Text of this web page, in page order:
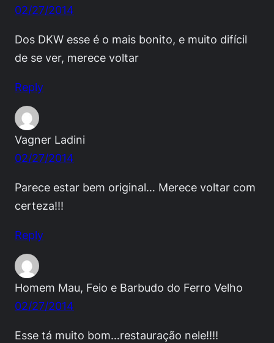
02/27/2014
Dos DKW esse é o mais bonito, e muito difícil
de se ver, merece voltar
Reply
Vagner Ladini
02/27/2014
Parece estar bem original… Merece voltar com
certeza!!!
Reply
Homem Mau, Feio e Barbudo do Ferro Velho
02/27/2014
Esse tá muito bom…restauração nele!!!!